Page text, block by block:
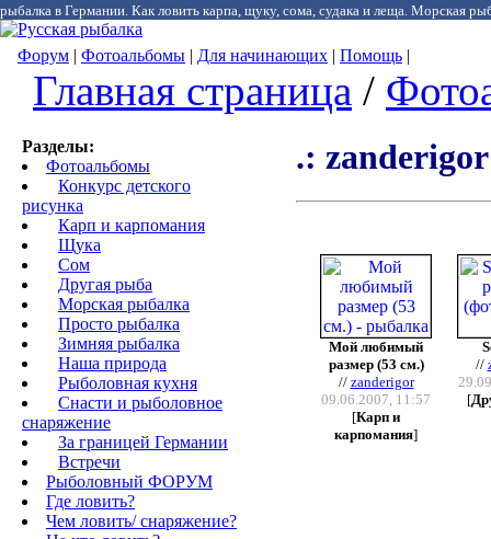
рыбалка в Германии. Как ловить карпа, щуку, сома, судака и леща. Морская
Форум | Фотоальбомы | Для начинающих | Помощь |
Главная страница /
Разделы:
Фотоальбомы
Конкурс детского
рисунка
Карп и карпомания
Щука
Сом
Другая рыба
Морская рыбалка
Просто рыбалка
Зимняя рыбалка
Наша природа
Рыболовная кухня
Снасти и рыболовное
снаряжение
За границей Германии
Встречи
Рыболовный ФОРУМ
Где ловить?
Чем ловить/ снаряжение?
.:
Мой любимый
размер (53 см.)
// zanderigor
09.06.2007, 11:57
[Карп и
карпомания]
//
[